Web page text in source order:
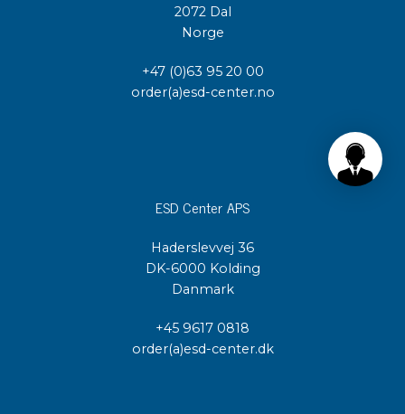
2072 Dal
Norge
+47 (0)63 95 20 00
order(a)esd-center.no
ESD Center APS
Haderslevvej 36
DK-6000 Kolding
Danmark
+45 9617 0818
order(a)esd-center.dk